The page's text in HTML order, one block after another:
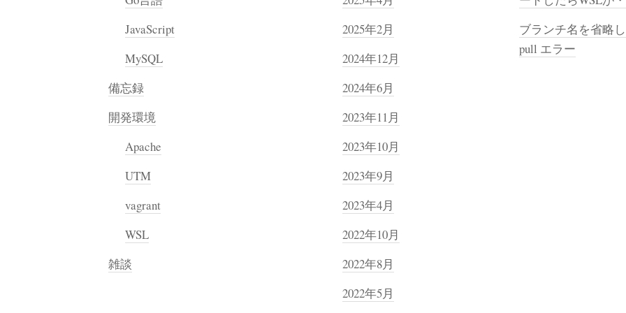
JavaScript
MySQL
備忘録
開発環境
Apache
UTM
vagrant
WSL
雑談
2025年2月
2024年12月
2024年6月
2023年11月
2023年10月
2023年9月
2023年4月
2022年10月
2022年8月
2022年5月
ブランチ名を省略
pull エラー